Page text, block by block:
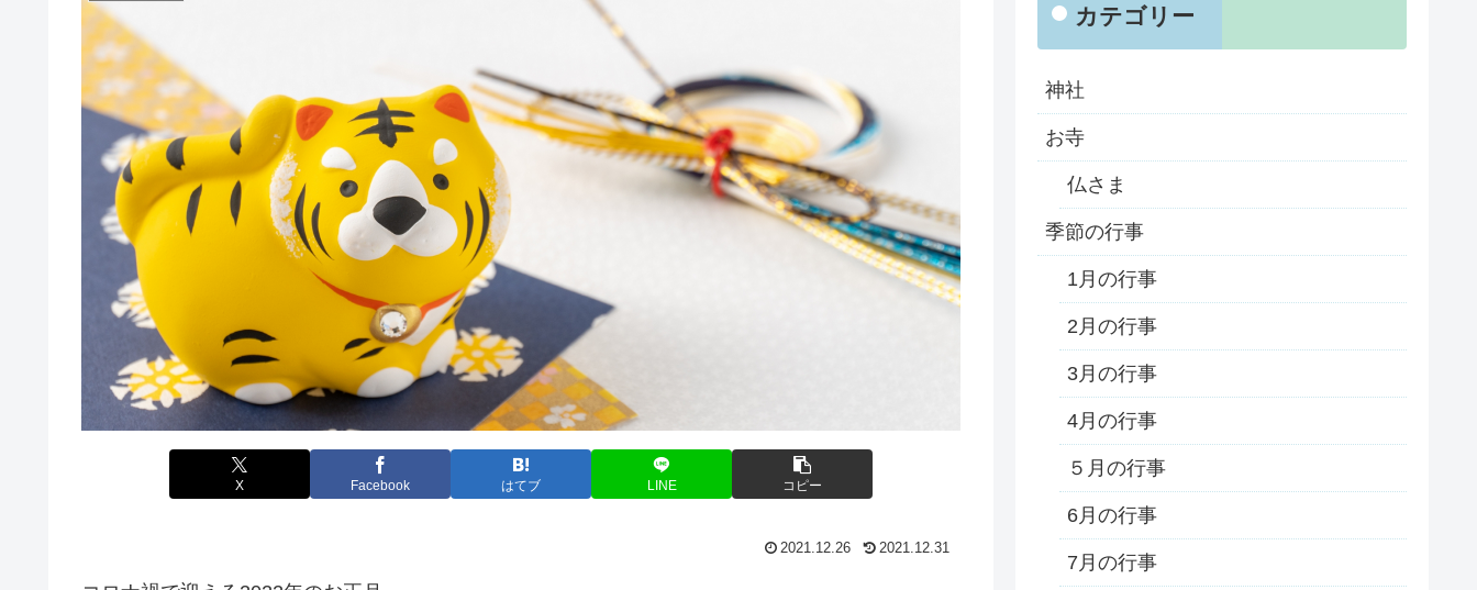
X Facebook はてブ LINE コピー
2021.12.26 2021.12.31
カテゴリー
神社
お寺
仏さま
季節の行事
1月の行事
2月の行事
3月の行事
4月の行事
５月の行事
6月の行事
7月の行事